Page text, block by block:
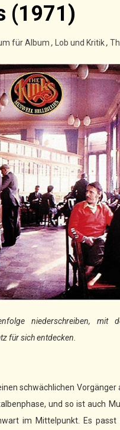
(1971)
für Album , Lob und Kritik,
niederschreiben,
für sich entdecken.
schwächlichen
und so ist auch
im Mittelpunkt. Es